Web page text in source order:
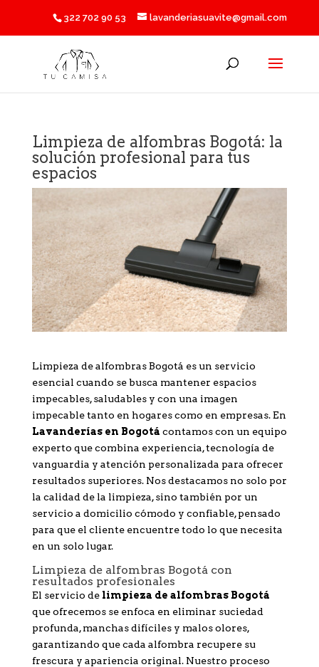
322 702 90 53 lavanderiasuavite@gmail.com
Limpieza de alfombras Bogotá: la
solución profesional para tus
espacios
Limpieza de alfombras Bogotá es un servicio
esencial cuando se busca mantener espacios
impecables, saludables y con una imagen
impecable tanto en hogares como en empresas. En
Lavanderías en Bogotá contamos con un equipo
experto que combina experiencia, tecnología de
vanguardia y atención personalizada para ofrecer
resultados superiores. Nos destacamos no solo por
la calidad de la limpieza, sino también por un
servicio a domicilio cómodo y confiable, pensado
para que el cliente encuentre todo lo que necesita
en un solo lugar.
Limpieza de alfombras Bogotá con
resultados profesionales
El servicio de limpieza de alfombras Bogotá
que ofrecemos se enfoca en eliminar suciedad
profunda, manchas difíciles y malos olores,
garantizando que cada alfombra recupere su
frescura y apariencia original. Nuestro proceso